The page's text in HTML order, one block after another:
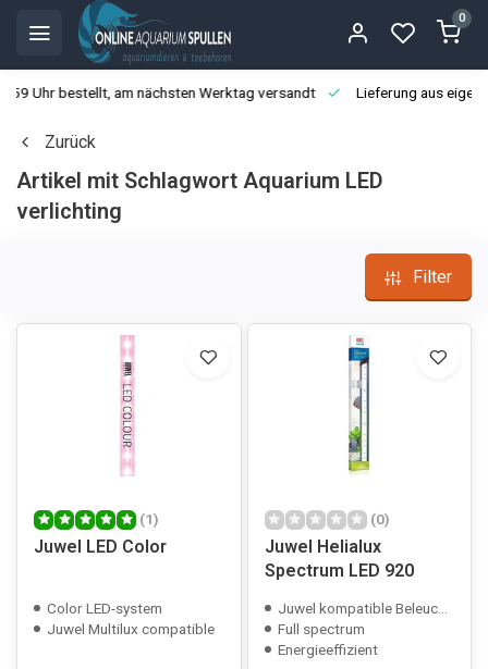
0
Uhr bestellt, am nächsten Werktag versandt Lieferung aus
Zurück
Artikel mit Schlagwort Aquarium LED
verlichting
Filter
(1)
Juwel LED Color
Color LED-system
Juwel Multilux compatible
(0)
Juwel Helialux
Spectrum LED 920
Juwel kompatible Beleuchtung
Full spectrum
Energieeffizient